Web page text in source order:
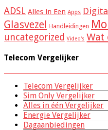
ADSL Alles in Een Apps
Glasvezel Handleidingen
uncategorized Video's Wat
Telecom Vergelijker
Telecom Vergelijker
Sim Only Vergelijker
Alles in één Vergelijker
Energie Vergelijker
Dagaanbiedingen